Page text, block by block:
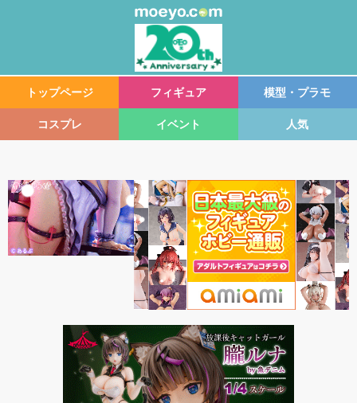
トップページ フィギュア 模型・プラモ
コスプレ イベント 人気